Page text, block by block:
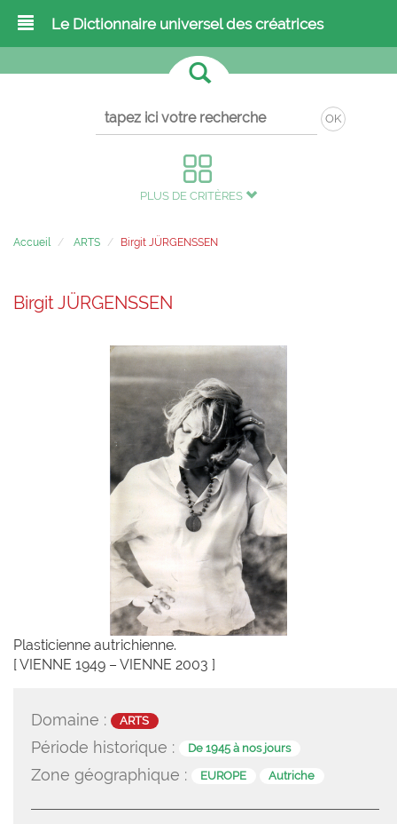
Le Dictionnaire universel des créatrices
OK
PLUS DE CRITÈRES
Accueil ARTS Birgit JÜRGENSSEN
Birgit JÜRGENSSEN
Plasticienne autrichienne.
[ VIENNE 1949 – VIENNE 2003 ]
Domaine : ARTS
Période historique : De 1945 à nos jours
Zone géographique : EUROPE Autriche